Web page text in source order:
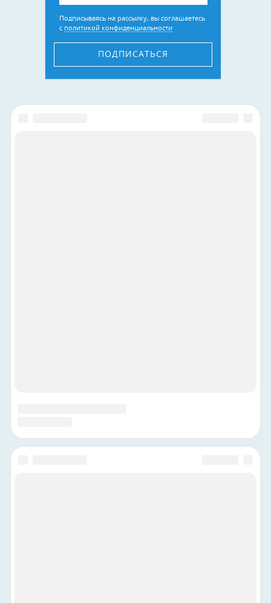
Подписываясь на рассылку, вы соглашаетесь
с политикой конфиденциальности
ПОДПИСАТЬСЯ